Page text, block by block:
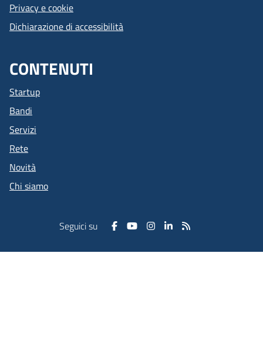
Privacy e cookie
Dichiarazione di accessibilità
CONTENUTI
Startup
Bandi
Servizi
Rete
Novità
Chi siamo
Seguici su